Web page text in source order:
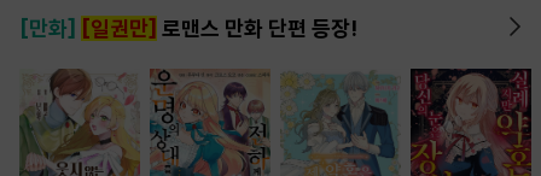
[만화] [일권만] 로맨스 만화 단편 등장!